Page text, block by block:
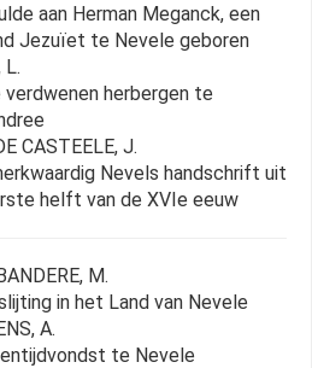
aan Herman Meganck, een
Jezuïet te Nevele geboren
L.
verdwenen herbergen te
CASTEELE, J.
Nevels handschrift uit
helft van de XVIe eeuw
M.
in het Land van Nevele
A.
te Nevele